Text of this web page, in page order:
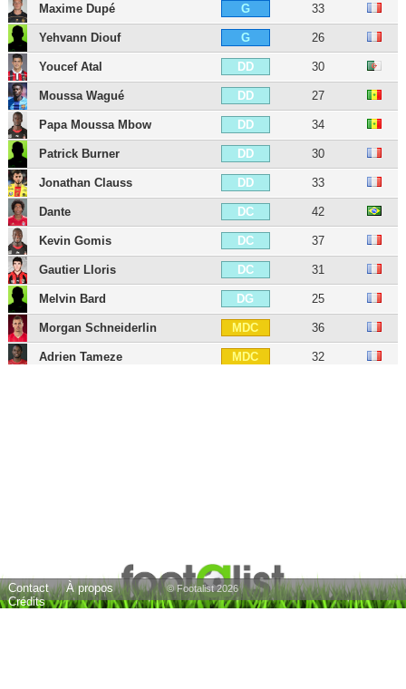
Maxime Dupé G 33
Yehvann Diouf G 26
Youcef Atal DD 30
Moussa Wagué DD 27
Papa Moussa Mbow DD 34
Patrick Burner DD 30
Jonathan Clauss DD 33
Dante DC 42
Kevin Gomis DC 37
Gautier Lloris DC 31
Melvin Bard DG 25
Morgan Schneiderlin MDC 36
Adrien Tameze MDC 32
Jérémie Boga MOC 29
Contact
À propos
Crédits
© Footalist 2026